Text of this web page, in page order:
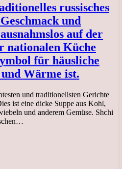
russisches
und
auf der
nationalen Küche
für häusliche
Wärme ist.
und traditionellsten Gerichte
ist eine dicke Suppe aus Kohl,
und anderem Gemüse. Shchi